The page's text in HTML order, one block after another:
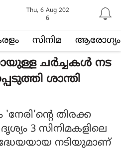
സിനിമ ആരോഗ്യം
Thu, 6 Aug 202
6
ചർച്ചകൾ നട
ശാന്തി
തിരക്ക
3 സിനിമകളിലെ
നടിയുമാണ്